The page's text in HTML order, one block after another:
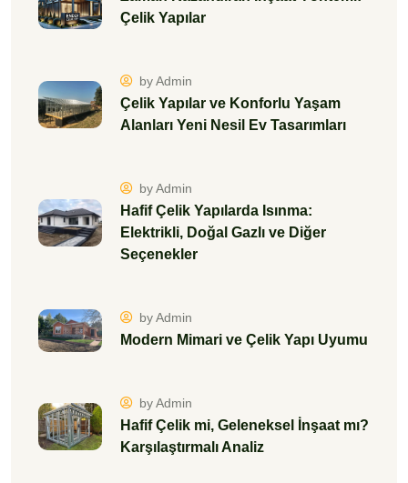
Çelik Yapılar
by Admin
Çelik Yapılar ve Konforlu Yaşam
Alanları Yeni Nesil Ev Tasarımları
by Admin
Hafif Çelik Yapılarda Isınma:
Elektrikli, Doğal Gazlı ve Diğer
Seçenekler
by Admin
Modern Mimari ve Çelik Yapı Uyumu
by Admin
Hafif Çelik mi, Geleneksel İnşaat mı?
Karşılaştırmalı Analiz